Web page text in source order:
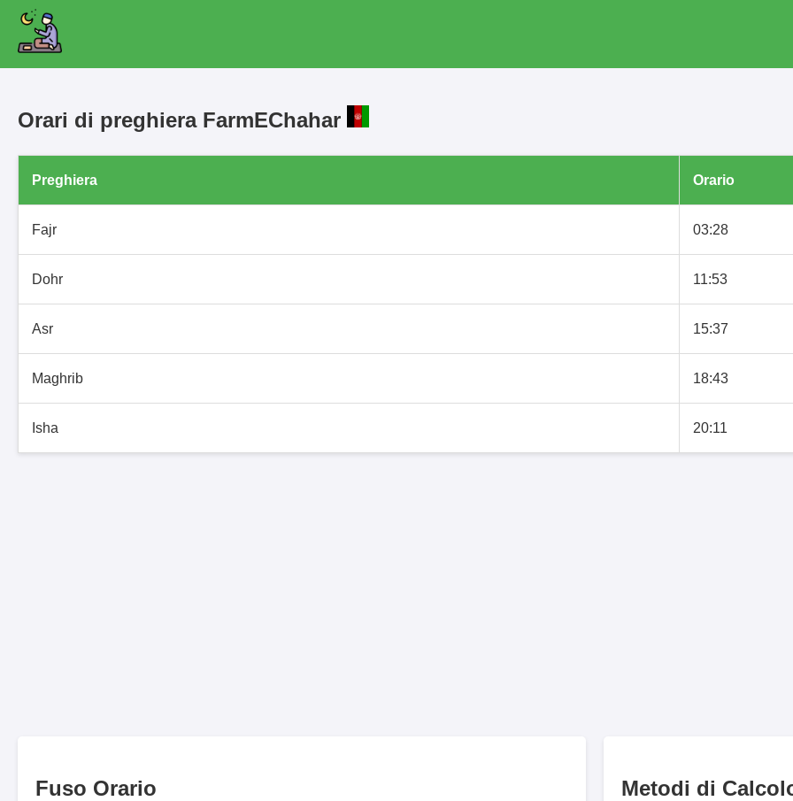
Orari di preghiera FarmEChahar
Preghiera Orario
Fajr 03:28
Dohr 11:53
Asr 15:37
Maghrib 18:43
Isha 20:11
Fuso Orario Metodi di